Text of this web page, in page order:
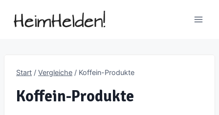
Inhalt
Start / Vergleiche / Koffein-Produkte
Koffein-Produkte